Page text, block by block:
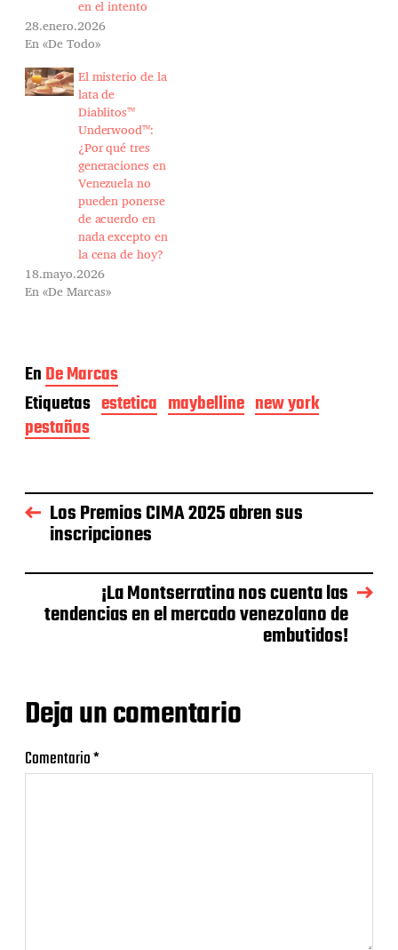
en el intento
28.enero.2026
En «De Todo»
El misterio de la
lata de
Diablitos™
Underwood™:
¿Por qué tres
generaciones en
Venezuela no
pueden ponerse
de acuerdo en
nada excepto en
la cena de hoy?
18.mayo.2026
En «De Marcas»
EnDe Marcas
Etiquetas estetica maybelline new york
pestañas
Los Premios CIMA 2025 abren sus
inscripciones
¡La Montserratina nos cuenta las
tendencias en el mercado venezolano de
embutidos!
Deja un comentario
Comentario*